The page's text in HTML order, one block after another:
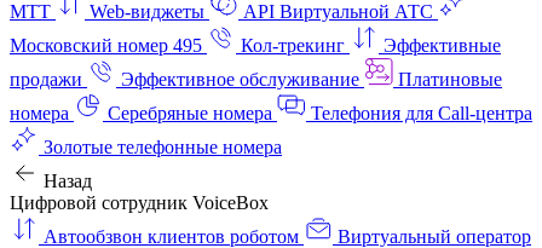
МТТ
Web-виджеты
API Виртуальной АТС
Московский номер 495
Кол-трекинг
Эффективные
продажи
Эффективное обслуживание
Платиновые
номера
Серебряные номера
Телефония для Call-центра
Золотые телефонные номера
Назад
Цифровой сотрудник VoiceBox
Автообзвон клиентов роботом
Виртуальный оператор